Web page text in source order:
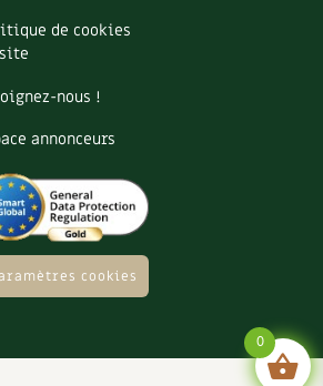
de cookies
nous !
annonceurs
cookies
0